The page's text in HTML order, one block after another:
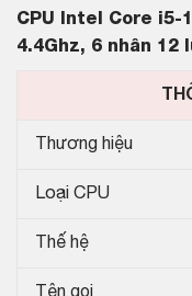
CPU
Intel Core i5-
4.4Ghz, 6 nhân 12
Thương hiệu
Loại CPU
Thế hệ
Tên gọi